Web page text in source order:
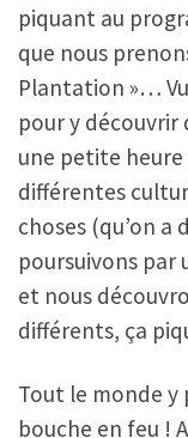
piquant au
que nous
Plantation »…
pour y découvrir
une petite
différentes
choses (qu’on a
poursuivons par
et nous
différents, ça
Tout le monde y
bouche en feu !